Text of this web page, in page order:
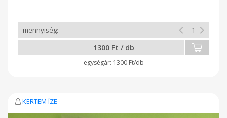
Fogyasztása számos pozitív élettani hatással bír, támogatja a
szem egészségét, lassítja a rákos sejtek szaporodását, védi a
szívet, megelőzi a II. tipusú cukorbetegség kialakulását. A böjt
időszakában biztosítja a vitaminok jó felszívódását.
1300 Ft / db
1300 Ft/db
KERTEM ÍZE